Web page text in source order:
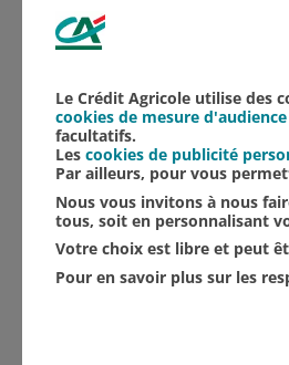
Le Crédit Agricole utilise des
cookies de mesure d'audience
facultatifs.
Les cookies de publicité
Par ailleurs, pour vous
Nous vous invitons à nous
tous, soit en personnalisant
Votre choix est libre et peut
Pour en savoir plus sur les